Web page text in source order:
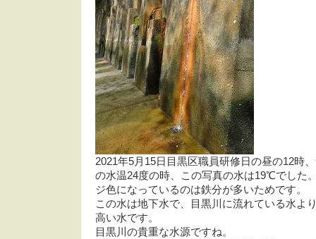
2021年5月15日目黒区職員研修日の昼の12時
の水温24度の時、この写真の水は19℃でした
ジ色になっているのは鉄分が多いためです。
この水は地下水で、目黒川に流れている水よ
高い水です。
目黒川の貴重な水源ですね。